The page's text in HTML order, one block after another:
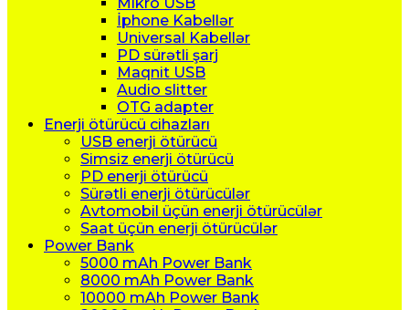
İphone Kabellər
Universal Kabellər
PD sürətli şarj
Maqnit USB
Audio slitter
OTG adapter
Enerji ötürücü cihazları
USB enerji ötürücü
Simsiz enerji ötürücü
PD enerji ötürücü
Sürətli enerji ötürücülər
Avtomobil üçün enerji ötürücülər
Saat üçün enerji ötürücülər
Power Bank
5000 mAh Power Bank
8000 mAh Power Bank
10000 mAh Power Bank